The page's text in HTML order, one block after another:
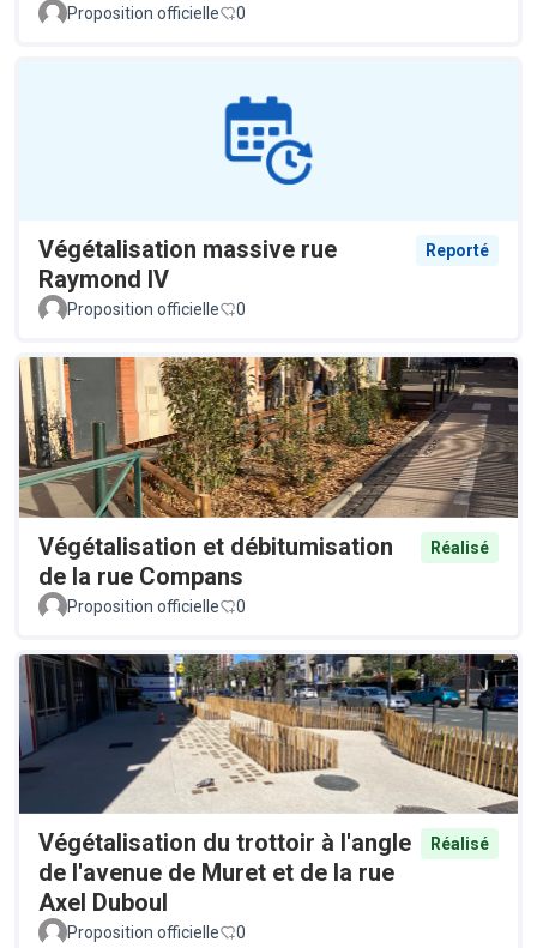
Proposition officielle 0
Végétalisation massive rue
Raymond IV
Reporté
Proposition officielle 0
Végétalisation et débitumisation
de la rue Compans
Réalisé
Proposition officielle 0
Végétalisation du trottoir à l'angle
de l'avenue de Muret et de la rue
Axel Duboul
Réalisé
Proposition officielle 0